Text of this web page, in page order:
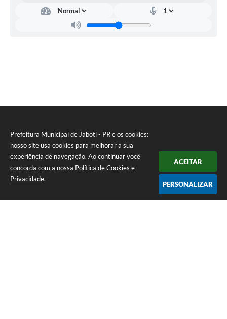
Prefeitura Municipal de Jaboti - PR e os cookies:
nosso site usa cookies para melhorar a sua
experiência de navegação. Ao continuar você
concorda com a nossa Política de Cookies e
Privacidade.
ACEITAR
PERSONALIZAR